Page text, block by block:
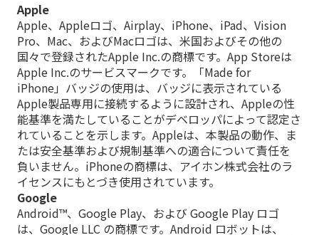
Apple
Apple、Appleロゴ、Airplay、iPhone、iPad、Vision
Pro、Mac、およびMacロゴは、米国およびその他の
国々で登録されたApple Inc.の商標です。App Storeは
Apple Inc.のサービスマークです。「Made for
iPhone」バッジの使用は、バッジに表示されている
Apple製品専用に接続するように設計され、Appleの性
能基準を満たしていることがデベロッパによって認定さ
れていることを示します。Appleは、本製品の動作、ま
たは安全基準および規制基準への適合について責任を
負いません。iPhoneの商標は、アイホン株式会社のラ
イセンスにもとづき使用されています。
Google
Android™、Google Play、および Google Play ロゴ
は、Google LLC の商標です。Android ロボットは、